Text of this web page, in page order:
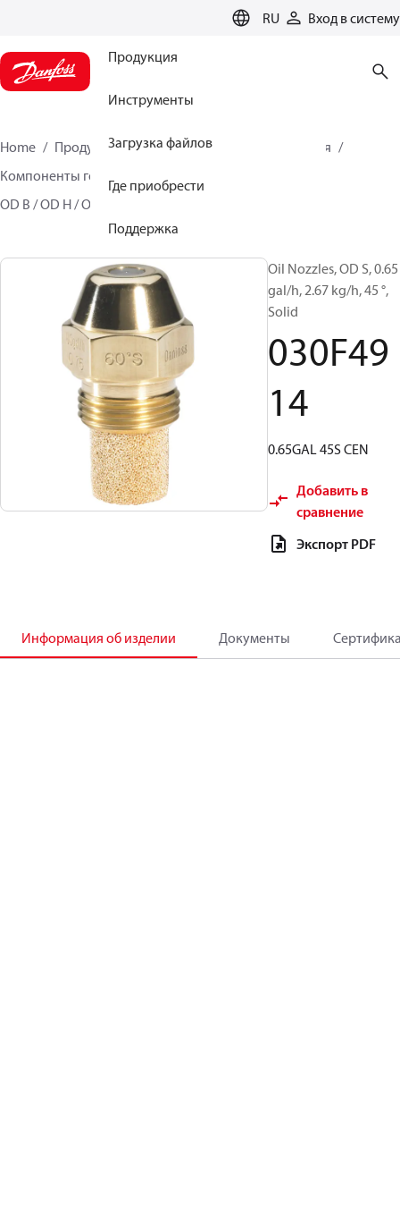
RU Вход в систему
Продукция
Инструменты
Загрузка файлов
Где приобрести
Поддержка
Home Продукция
Решения для теплоснабжения
Компоненты горелок
Топливные форсунки
OD B / OD H / OD S
Oil Nozzles, OD S, 0.65
gal/h, 2.67 kg/h, 45 °,
Solid
030F49
14
0.65GAL 45S CEN
Добавить в
сравнение
Экспорт PDF
Информация об изделии Документы